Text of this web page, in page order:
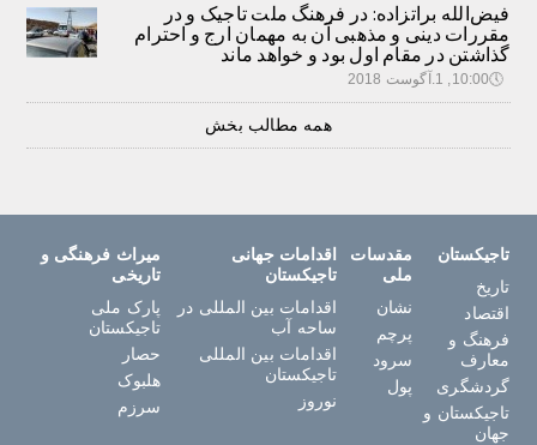
فیض‌الله براتزاده: در فرهنگ ملت تاجیک و در
مقررات دینی و مذهبی آن به مهمان ارج و احترام
گذاشتن در مقام اول بود و خواهد ماند
🕔10:00, 1.آگوست 2018
همه مطالب بخش
تاجیکستان
تاریخ
اقتصاد
فرهنگ و
معارف
گردشگری
تاجیکستان و
جهان
مقدسات
ملی
نشان
پرچم
سرود
پول
اقدامات جهانی
تاجیکستان
اقدامات بین المللی در
ساحه آب
اقدامات بین المللی
تاجیکستان
نوروز
میراث فرهنگی و
تاریخی
پارک ملی
تاجیکستان
حصار
هلبوک
سرزم